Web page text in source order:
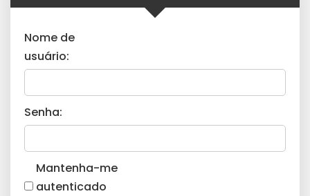
Nome de
usuário:
Senha:
Mantenha-me
autenticado